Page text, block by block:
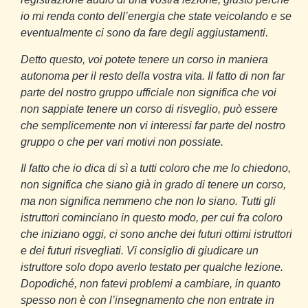
io mi renda conto dell’energia che state veicolando e se
eventualmente ci sono da fare degli aggiustamenti.
Detto questo, voi potete tenere un corso in maniera
autonoma per il resto della vostra vita. Il fatto di non far
parte del nostro gruppo ufficiale non significa che voi
non sappiate tenere un corso di risveglio, può essere
che semplicemente non vi interessi far parte del nostro
gruppo o che per vari motivi non possiate.
Il fatto che io dica di sì a tutti coloro che me lo chiedono,
non significa che siano già in grado di tenere un corso,
ma non significa nemmeno che non lo siano. Tutti gli
istruttori cominciano in questo modo, per cui fra coloro
che iniziano oggi, ci sono anche dei futuri ottimi istruttori
e dei futuri risvegliati. Vi consiglio di giudicare un
istruttore solo dopo averlo testato per qualche lezione.
Dopodiché, non fatevi problemi a cambiare, in quanto
spesso non è con l’insegnamento che non entrate in